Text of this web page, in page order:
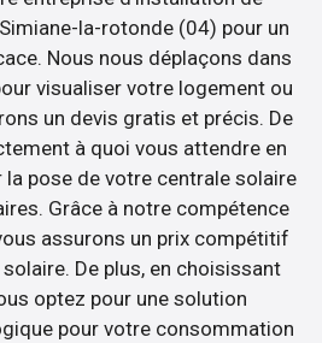
la-rotonde (04) pour un
Nous nous déplaçons dans
visualiser votre logement ou
un devis gratis et précis. De
à quoi vous attendre en
pose de votre centrale solaire
Grâce à notre compétence
assurons un prix compétitif
De plus, en choisissant
optez pour une solution
pour votre consommation